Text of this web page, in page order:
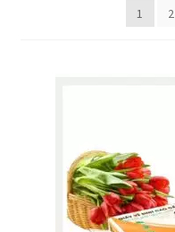
Về chúng tôi
Yêu cầu xoá tài khoản
1 2